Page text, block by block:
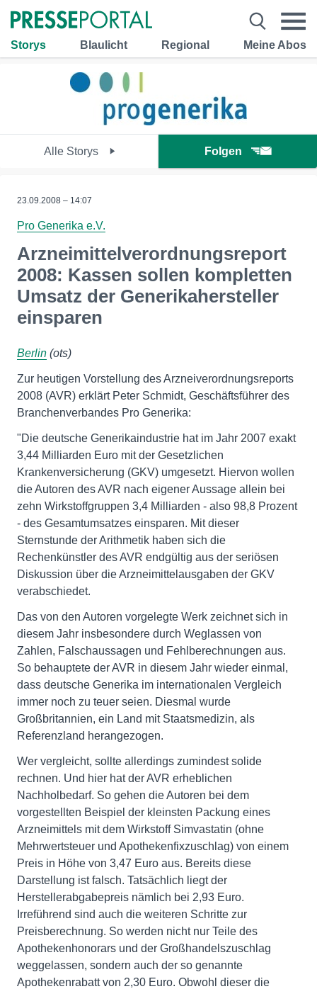
Storys Blaulicht Regional Meine Abos
Alle Storys Folgen
23.09.2008 – 14:07
Pro Generika e.V.
Arzneimittelverordnungsreport
2008: Kassen sollen kompletten
Umsatz der Generikahersteller
einsparen
Berlin (ots)
Zur heutigen Vorstellung des Arzneiverordnungsreports
2008 (AVR) erklärt Peter Schmidt, Geschäftsführer des
Branchenverbandes Pro Generika:
"Die deutsche Generikaindustrie hat im Jahr 2007 exakt
3,44 Milliarden Euro mit der Gesetzlichen
Krankenversicherung (GKV) umgesetzt. Hiervon wollen
die Autoren des AVR nach eigener Aussage allein bei
zehn Wirkstoffgruppen 3,4 Milliarden - also 98,8 Prozent
- des Gesamtumsatzes einsparen. Mit dieser
Sternstunde der Arithmetik haben sich die
Rechenkünstler des AVR endgültig aus der seriösen
Diskussion über die Arzneimittelausgaben der GKV
verabschiedet.
Das von den Autoren vorgelegte Werk zeichnet sich in
diesem Jahr insbesondere durch Weglassen von
Zahlen, Falschaussagen und Fehlberechnungen aus.
So behauptete der AVR in diesem Jahr wieder einmal,
dass deutsche Generika im internationalen Vergleich
immer noch zu teuer seien. Diesmal wurde
Großbritannien, ein Land mit Staatsmedizin, als
Referenzland herangezogen.
Wer vergleicht, sollte allerdings zumindest solide
rechnen. Und hier hat der AVR erheblichen
Nachholbedarf. So gehen die Autoren bei dem
vorgestellten Beispiel der kleinsten Packung eines
Arzneimittels mit dem Wirkstoff Simvastatin (ohne
Mehrwertsteuer und Apothekenfixzuschlag) von einem
Preis in Höhe von 3,47 Euro aus. Bereits diese
Darstellung ist falsch. Tatsächlich liegt der
Herstellerabgabepreis nämlich bei 2,93 Euro.
Irreführend sind auch die weiteren Schritte zur
Preisberechnung. So werden nicht nur Teile des
Apothekenhonorars und der Großhandelszuschlag
weggelassen, sondern auch der so genannte
Apothekenrabatt von 2,30 Euro. Obwohl dieser die